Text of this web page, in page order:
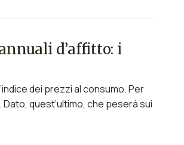
d’affitto: i
dei prezzi al consumo. Per
Dato, quest’ultimo, che peserà sui